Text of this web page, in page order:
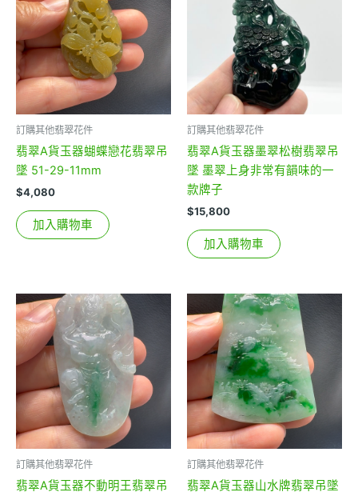
訂購其他翡翠花件
翡翠A貨玉器蝴蝶戀花翡翠吊
墜 51-29-11mm
$4,080
加入購物車
訂購其他翡翠花件
翡翠A貨玉器墨翠松樹翡翠吊
墜 墨翠上身非常有韻味的一
款牌子
$15,800
加入購物車
訂購其他翡翠花件
翡翠A貨玉器不動明王翡翠吊
訂購其他翡翠花件
翡翠A貨玉器山水牌翡翠吊墜